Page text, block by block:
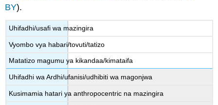
BY).
Uhifadhi/usafi wa mazingira
Vyombo vya habari/tovuti/tatizo
Matatizo magumu ya kikandaa/kimataifa
Uhifadhi wa Ardhi/ufanisi/udhibiti wa magonjwa
Kusimamia hatari ya anthropocentric na mazingira